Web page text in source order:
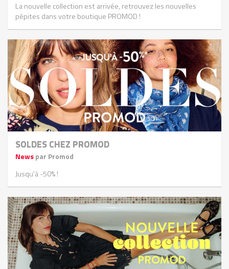
La nouvelle collection est arrivée, retrouvez les nouvelles
pépites dans votre boutique PROMOD !
SOLDES CHEZ PROMOD
Newspar Promod
Jusqu'à -50% !